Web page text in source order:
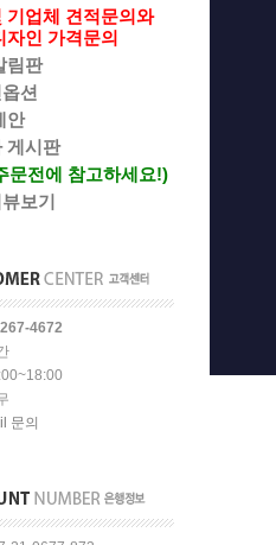
기업체 견적문의와
자인 가격문의
림판
션
안
게시판
문전에 참고하세요!)
보기
4672
문의